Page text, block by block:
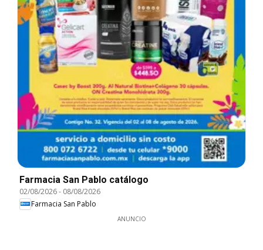
Farmacia San Pablo catálogo
02/08/2026- 08/08/2026
Farmacia San Pablo
ANUNCIO